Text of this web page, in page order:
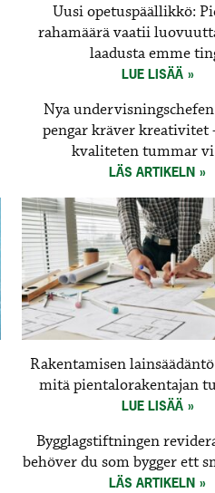
Uusi opetuspäällikkö:
rahamäärä vaatii
laadusta emme
LUE LISÄÄ
Nya
pengar kräver kreativitet
kvaliteten tummar
LÄS ARTIKELN
Rakentamisen
mitä pientalorakentajan
LUE LISÄÄ
Bygglagstiftningen
behöver du som bygger ett
LÄS ARTIKELN